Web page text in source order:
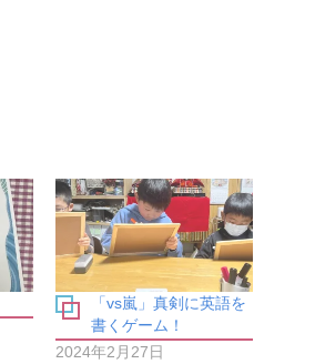
「vs嵐」真剣に英語を
書くゲーム！
2024年2月27日